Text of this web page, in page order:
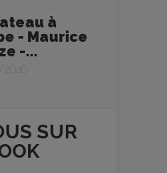
à
- Maurice
-...
SUR